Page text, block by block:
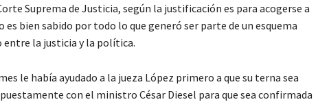
Suprema de Justicia, según la justificación es para acogerse a
bien sabido por todo lo que generó ser parte de un esquema
la justicia y la política.
le había ayudado a la jueza López primero a que su terna sea
con el ministro César Diesel para que sea confirmada